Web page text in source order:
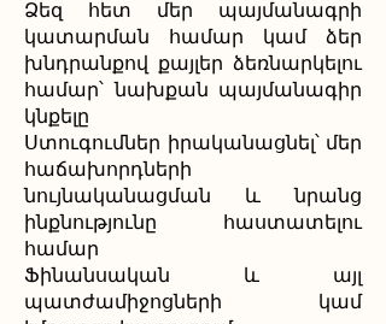
Ձեզ հետ մեր պայմանագրի
կատարման համար կամ ձեր
խնդրանքով քայլեր ձեռնարկելու
համար՝ նախքան պայմանագիր
կնքելը
Ստուգումներ իրականացնել՝ մեր
հաճախորդների
նույնականացման և նրանց
ինքնությունը հաստատելու
համար
Ֆինանսական և այլ
պատժամիջոցների կամ